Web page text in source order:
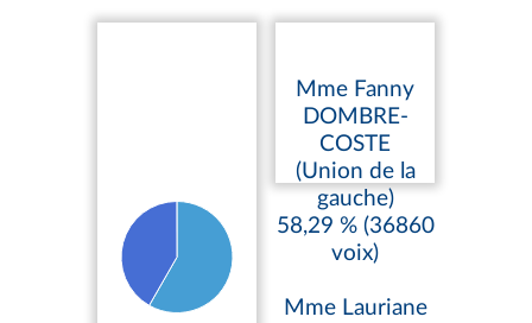
Mme Fanny
DOMBRE-
COSTE
(Union de la
gauche)
58,29 % (36860
voix)
Mme Lauriane